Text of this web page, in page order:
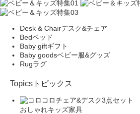
Desk & Chairデスク&チェア
Bedベッド
Baby giftギフト
Baby goodsベビー服&グッズ
Rugラグ
Topics トピックス
おしゃれキッズ家具